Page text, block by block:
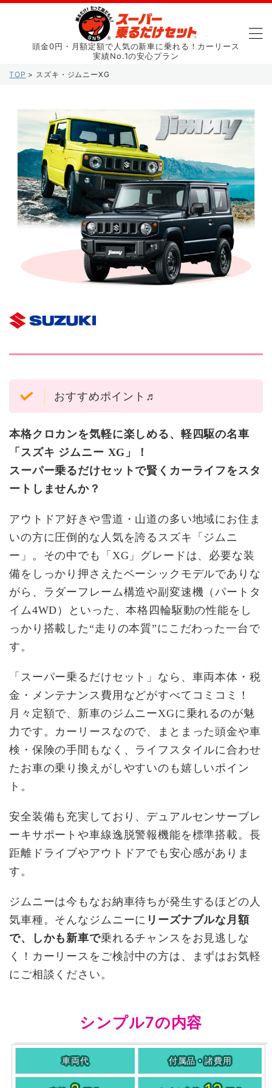
頭金0円・月額定額で人気の新車に乗れる！カーリース
実績No.1の安心プラン
TOP > スズキ・ジムニーXG
おすすめポイント♬
本格クロカンを気軽に楽しめる、軽四駆の名車
「スズキ ジムニー XG」！
スーパー乗るだけセットで賢くカーライフをスタ
ートしませんか？
アウトドア好きや雪道・山道の多い地域にお住ま
いの方に圧倒的な人気を誇るスズキ「ジムニ
ー」。その中でも「XG」グレードは、必要な装
備をしっかり押さえたベーシックモデルでありな
がら、ラダーフレーム構造や副変速機（パートタ
イム4WD）といった、本格四輪駆動の性能をし
っかり搭載した“走りの本質”にこだわった一台で
す。
「スーパー乗るだけセット」なら、車両本体・税
金・メンテナンス費用などがすべてコミコミ！
月々定額で、新車のジムニーXGに乗れるのが魅
力です。カーリースなので、まとまった頭金や車
検・保険の手間もなく、ライフスタイルに合わせ
たお車の乗り換えがしやすいのも嬉しいポイン
ト。
安全装備も充実しており、デュアルセンサーブレ
ーキサポートや車線逸脱警報機能を標準搭載。長
距離ドライブやアウトドアでも安心感がありま
す。
ジムニーは今もなお納車待ちが発生するほどの人
気車種。そんなジムニーに リーズナブルな月額
で、しかも新車で乗れるチャンスをお見逃しな
く！カーリースをご検討中の方は、まずはお気軽
にご相談ください。
シンプル7の内容
車両代 付属品・諸費用